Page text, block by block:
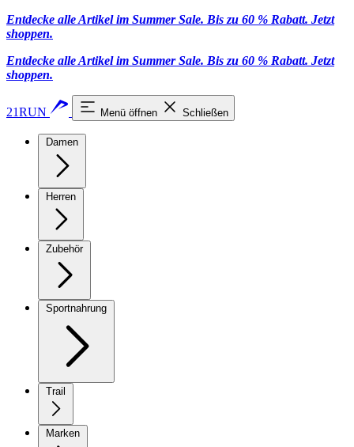
Entdecke alle Artikel im Summer Sale. Bis zu 60 % Rabatt. Jetzt
shoppen.
Entdecke alle Artikel im Summer Sale. Bis zu 60 % Rabatt. Jetzt
shoppen.
21RUN Menü öffnen Schließen
Damen
Herren
Zubehör
Sportnahrung
Trail
Marken